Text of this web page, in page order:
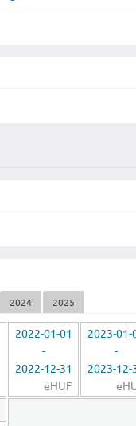
2024 2025
2022-01-01
-
2022-12-31
eHUF
2023-01-
-
2023-12-